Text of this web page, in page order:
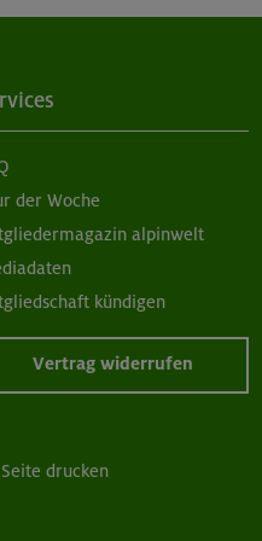
04. & 11.01.26
06. & 13.10.25
der Woche
alpinwelt
kündigen
Vertrag widerrufen
Seite drucken